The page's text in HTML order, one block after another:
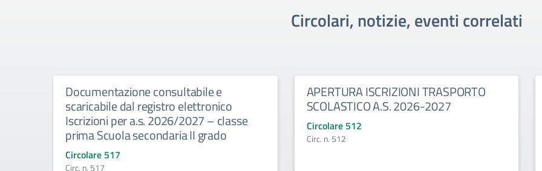
Circolari, notizie, eventi correlati
Documentazione consultabile e
scaricabile dal registro elettronico
Iscrizioni per a.s. 2026/2027 – classe
prima Scuola secondaria II grado
Circolare 517
Circ. n. 517
APERTURA ISCRIZIONI TRASPORTO
SCOLASTICO A.S. 2026-2027
Circolare 512
Circ. n. 512